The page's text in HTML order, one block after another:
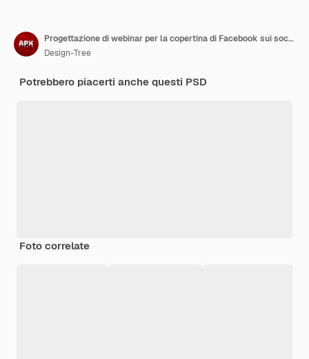
Progettazione di webinar per la copertina di Facebook sui social media di moda e vendite
Design-Tree
Potrebbero piacerti anche questi PSD
Foto correlate